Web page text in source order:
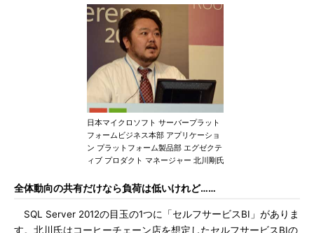
日本マイクロソフト サーバープラット
フォームビジネス本部 アプリケーショ
ン プラットフォーム製品部 エグゼクテ
ィブ プロダクト マネージャー 北川剛氏
全体動向の共有だけなら負荷は低いけれど……
SQL Server 2012の目玉の1つに「セルフサービスBI」がありま
す。北川氏はコーヒーチェーン店を想定したセルフサービスBIの